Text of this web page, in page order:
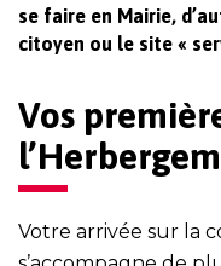
se faire en Mairie,
citoyen ou le site «
Vos
Votre arrivée sur la